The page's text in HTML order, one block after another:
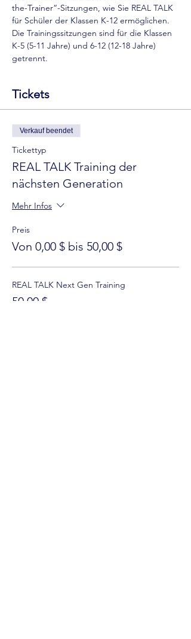
the-Trainer“-Sitzungen, wie Sie REAL TALK
für Schüler der Klassen K-12 ermöglichen.
Die Trainingssitzungen sind für die Klassen
K-5 (5-11 Jahre) und 6-12 (12-18 Jahre)
getrennt.
Tickets
Verkauf beendet
Tickettyp
REAL TALK Training der
nächsten Generation
Mehr Infos
Preis
Von 0,00 $ bis 50,00 $
REAL TALK Next Gen Training
50,00 $